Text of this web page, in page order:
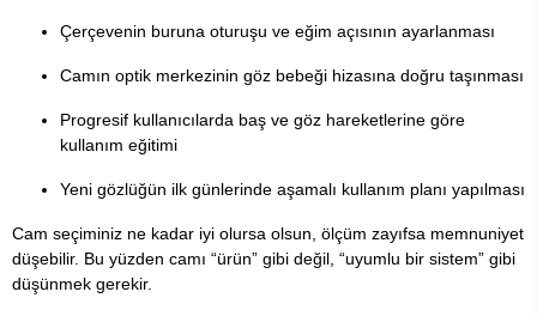
Çerçevenin buruna oturuşu ve eğim açısının ayarlanması
Camın optik merkezinin göz bebeği hizasına doğru taşınması
Progresif kullanıcılarda baş ve göz hareketlerine göre
kullanım eğitimi
Yeni gözlüğün ilk günlerinde aşamalı kullanım planı yapılması
Cam seçiminiz ne kadar iyi olursa olsun, ölçüm zayıfsa memnuniyet
düşebilir. Bu yüzden camı “ürün” gibi değil, “uyumlu bir sistem” gibi
düşünmek gerekir.